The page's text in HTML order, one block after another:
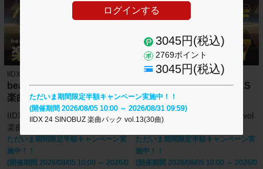
ログインする
3045円(税込)
2769ポイント
3045円(税込)
ただいま期間限定半額キャンペーン実施中！！
(開催期間 2026/08/05 10:00 ～ 2026/08/31 09:59)
IIDX 24 SINOBUZ 楽曲パック vol.13(30曲)
IIDX INFINITAS
beatmania IIDX INFINITAS
楽曲パック vol.18
IIDX 26 Rootage +セレクション
楽曲パック vol.18(30曲)
ただいま期間限定半額キャンペーン実
施中！！
(開催期間 2026/08/05 10:00 ～ 2026/0
IIDX INFINITAS
beatmania IIDX INFINITAS
楽曲パック vol.17
IIDX 26 Rootage 楽曲パック vol.
ただいま期間限定半額キャンペーン実
施中！！
(開催期間 2026/08/05 10:00 ～ 2026/0